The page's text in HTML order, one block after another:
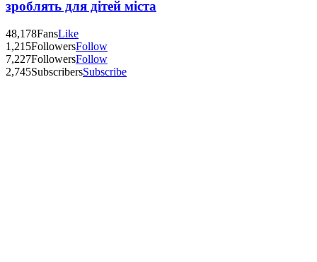
зроблять для дітей міста
48,178FansLike
1,215FollowersFollow
7,227FollowersFollow
2,745SubscribersSubscribe